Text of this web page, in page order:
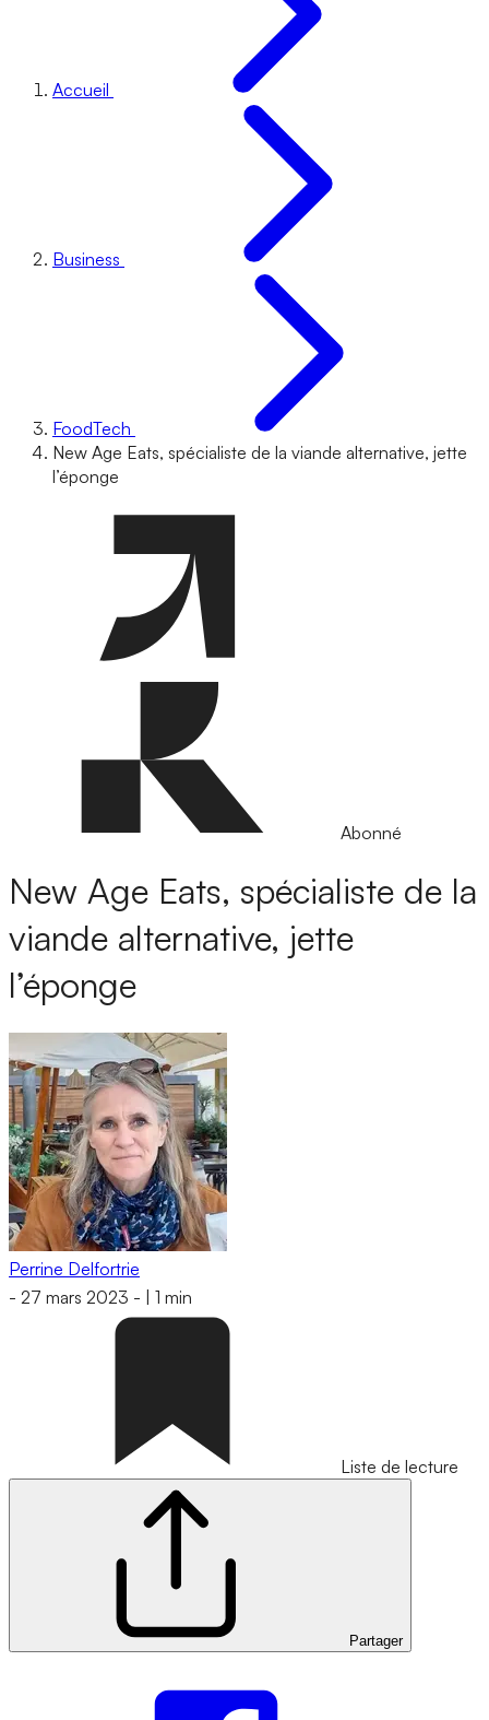
Accueil
Business
FoodTech
New Age Eats, spécialiste de la viande alternative, jette
l’éponge
Abonné
New Age Eats, spécialiste de la
viande alternative, jette
l’éponge
Perrine Delfortrie
- 27 mars 2023 - 1 min
Liste de lecture
Partager